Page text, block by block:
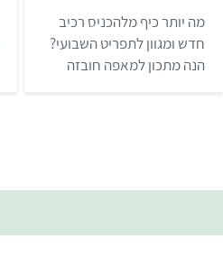
מ
ת
ו
ך
5
מה יותר כיף מלהכניס רכיב
חדש ומגוון לתפריט השבועי?
הנה מתכון למאפה חובזה